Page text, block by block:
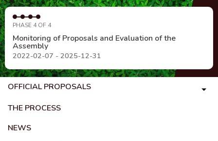
PHASE 4 OF 4
Monitoring of Proposals and Evaluation of the
Assembly
2022-02-07 - 2025-12-31
OFFICIAL PROPOSALS
THE PROCESS
NEWS